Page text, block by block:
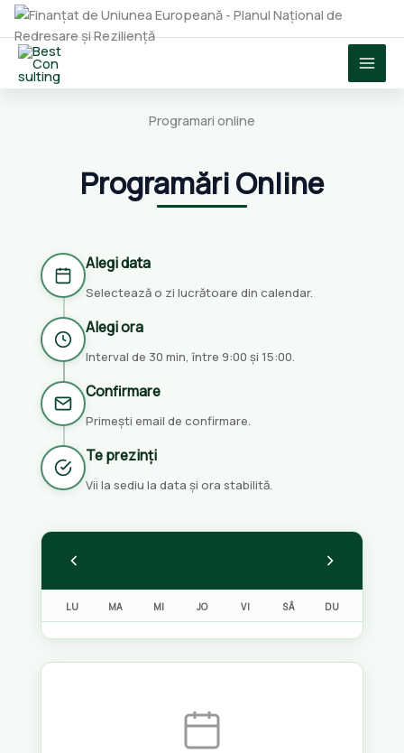
Skip
content
Programari online
Programări Online
Alegi data
Selectează o zi lucrătoare din calendar.
Alegi ora
Interval de 30 min, între 9:00 și 15:00.
Confirmare
Primești email de confirmare.
Te prezinți
Vii la sediu la data și ora stabilită.
LU MA MI JO VI SÂ DU